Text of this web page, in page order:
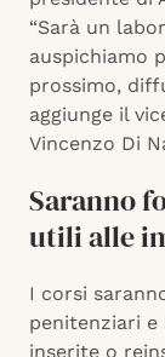
“Sarà un
auspichiamo
prossimo,
aggiunge il
Vincenzo Di
Saranno
utili alle
I corsi
penitenziari
inserite o